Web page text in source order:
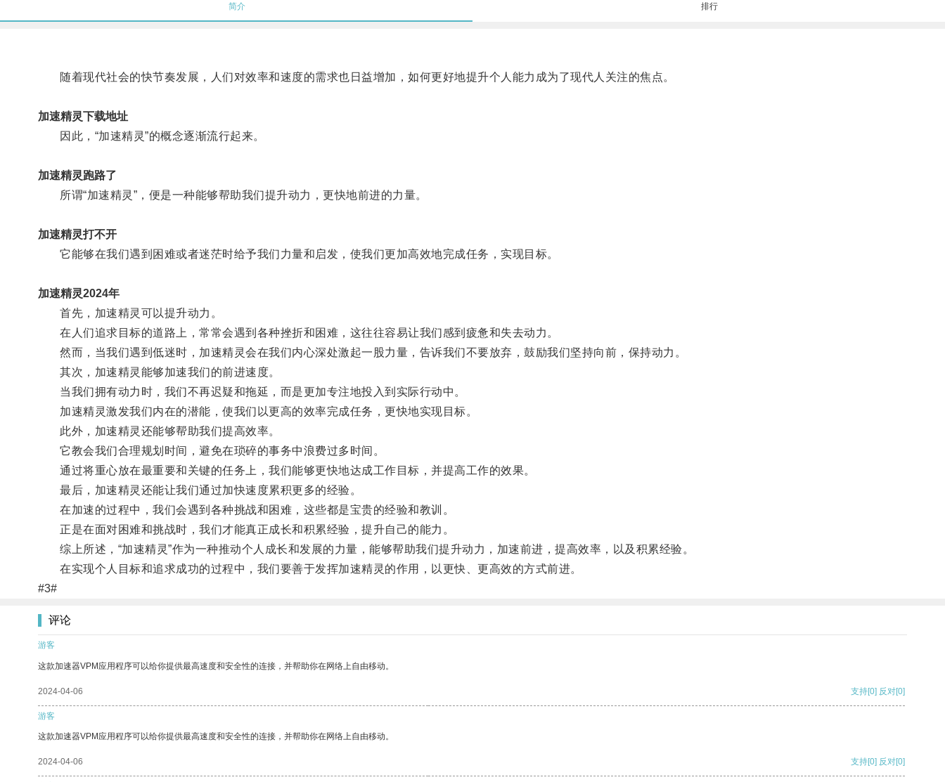
简介 排行
随着现代社会的快节奏发展，人们对效率和速度的需求也日益增加，如何更好地提升个人能力成为了现代人关注的焦点。
加速精灵下载地址
因此，“加速精灵”的概念逐渐流行起来。
加速精灵跑路了
所谓“加速精灵”，便是一种能够帮助我们提升动力，更快地前进的力量。
加速精灵打不开
它能够在我们遇到困难或者迷茫时给予我们力量和启发，使我们更加高效地完成任务，实现目标。
加速精灵2024年
首先，加速精灵可以提升动力。
在人们追求目标的道路上，常常会遇到各种挫折和困难，这往往容易让我们感到疲惫和失去动力。
然而，当我们遇到低迷时，加速精灵会在我们内心深处激起一股力量，告诉我们不要放弃，鼓励我们坚持向前，保持动力。
其次，加速精灵能够加速我们的前进速度。
当我们拥有动力时，我们不再迟疑和拖延，而是更加专注地投入到实际行动中。
加速精灵激发我们内在的潜能，使我们以更高的效率完成任务，更快地实现目标。
此外，加速精灵还能够帮助我们提高效率。
它教会我们合理规划时间，避免在琐碎的事务中浪费过多时间。
通过将重心放在最重要和关键的任务上，我们能够更快地达成工作目标，并提高工作的效果。
最后，加速精灵还能让我们通过加快速度累积更多的经验。
在加速的过程中，我们会遇到各种挑战和困难，这些都是宝贵的经验和教训。
正是在面对困难和挑战时，我们才能真正成长和积累经验，提升自己的能力。
综上所述，“加速精灵”作为一种推动个人成长和发展的力量，能够帮助我们提升动力，加速前进，提高效率，以及积累经验。
在实现个人目标和追求成功的过程中，我们要善于发挥加速精灵的作用，以更快、更高效的方式前进。
#3#
评论
游客
这款加速器VPM应用程序可以给你提供最高速度和安全性的连接，并帮助你在网络上自由移动。
2024-04-06 支持[0] 反对[0]
游客
这款加速器VPM应用程序可以给你提供最高速度和安全性的连接，并帮助你在网络上自由移动。
2024-04-06 支持[0] 反对[0]